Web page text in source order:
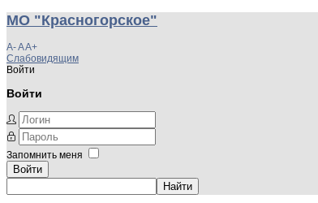
МО "Красногорское"
A-AA+
Слабовидящим
Войти
Войти
Запомнить меня
Войти